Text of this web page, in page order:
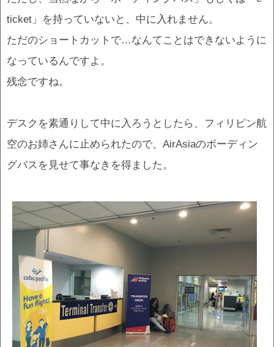
ticket」を持っていないと、中に入れません。
ただのショートカットで…なんてことはできないように
なっているんですよ。
残念ですね。
デスクを素通りして中に入ろうとしたら、フィリピン航
空のお姉さんに止められたので、AirAsiaのボーディン
グパスを見せて事なきを得ました。